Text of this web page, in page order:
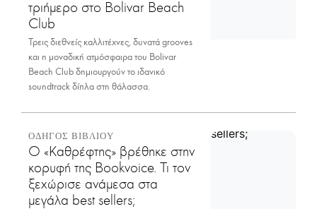
τριήμερο στο Bolivar Beach
Club
Τρεις διεθνείς καλλιτέχνες, δυνατά grooves
και η μοναδική ατμόσφαιρα του Bolivar
Beach Club δημιουργούν το ιδανικό
soundtrack δίπλα στη θάλασσα.
ΟΔΗΓΟΣ ΒΙΒΛΙΟΥ
Ο «Καθρέφτης» βρέθηκε στην
κορυφή της Bookvoice. Τι τον
ξεχώρισε ανάμεσα στα
μεγάλα best sellers;